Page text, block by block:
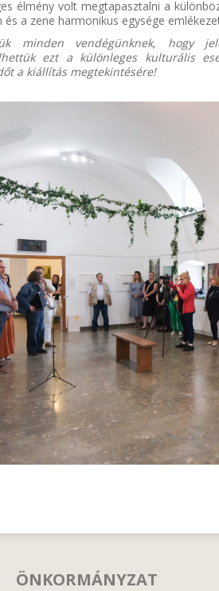
élmény volt megtapasztalni a
és a zene harmonikus egysége
minden vendégünknek, hogy
ezt a különleges kulturális
a kiállítás megtekintésére!
ÖNKORMÁNYZAT